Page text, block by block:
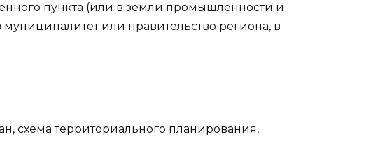
пункта (или в земли промышленности и
или правительство региона, в
схема территориального планирования,